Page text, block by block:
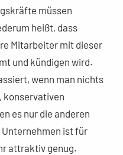
müssen
heißt, dass
Mitarbeiter mit dieser
und kündigen wird.
wenn man nichts
konservativen
es nur die anderen
ist für
attraktiv genug.